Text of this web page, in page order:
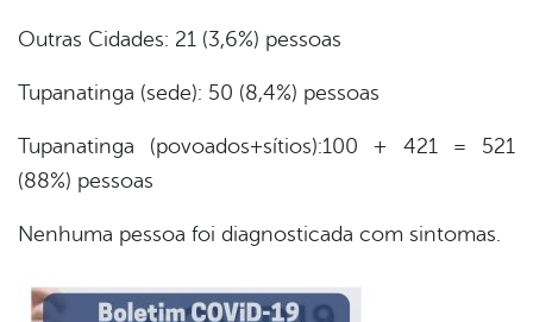
Outras Cidades: 21 (3,6%) pessoas
Tupanatinga (sede): 50 (8,4%) pessoas
Tupanatinga (povoados+sítios):100 + 421 = 521
(88%) pessoas
Nenhuma pessoa foi diagnosticada com sintomas.